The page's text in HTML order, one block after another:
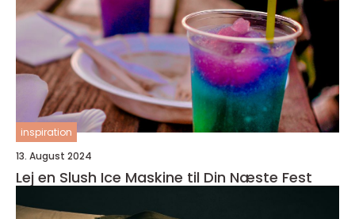
inspiration
13. August 2024
Lej en Slush Ice Maskine til Din Næste Fest